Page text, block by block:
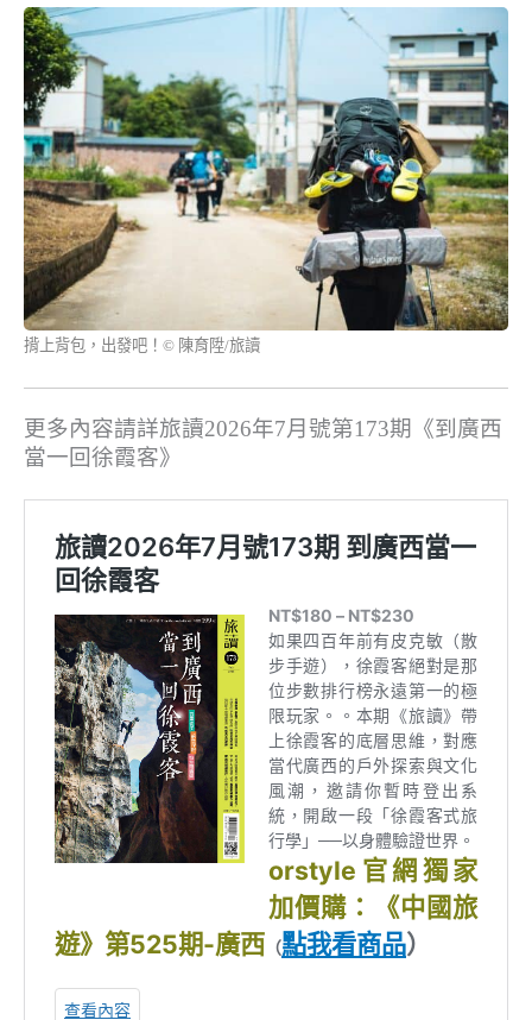
揹上背包，出發吧！© 陳育陞/旅讀
更多內容請詳旅讀2026年7月號第173期《到廣西
當一回徐霞客》